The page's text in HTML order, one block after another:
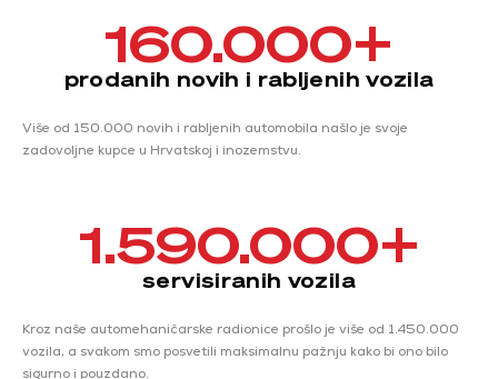
160.000+
prodanih novih i rabljenih vozila
Više od 150.000 novih i rabljenih automobila našlo je svoje
zadovoljne kupce u Hrvatskoj i inozemstvu.
1.590.000+
servisiranih vozila
Kroz naše automehaničarske radionice prošlo je više od 1.450.000
vozila, a svakom smo posvetili maksimalnu pažnju kako bi ono bilo
sigurno i pouzdano.